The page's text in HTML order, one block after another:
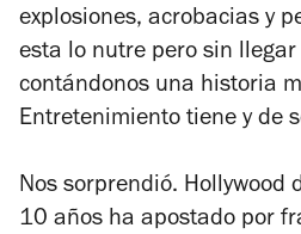
explosiones, acrobacias y
esta lo nutre pero sin
contándonos una historia
Entretenimiento tiene y de
Nos sorprendió. Hollywood
10 años ha apostado por